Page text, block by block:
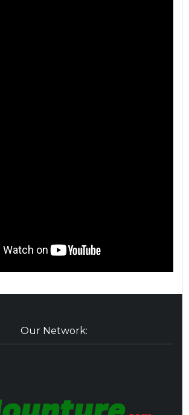
Our Network: